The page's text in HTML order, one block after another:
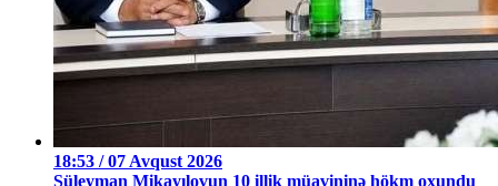
18:53 / 07 Avqust 2026
Süleyman Mikayılovun 10 illik müavininə hökm oxundu